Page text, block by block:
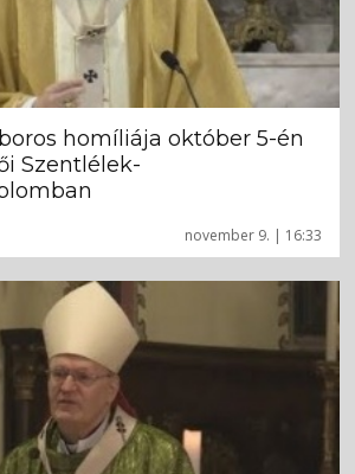
november 9. | 16:33
homíliája október 5-én
Szentlélek-